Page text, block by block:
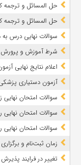
حل المسائل و ترجمه
حل المسائل و ترجمه
سوالات نهایی درس
شرط آموزش و پرورش
اعلام نتایج نهایی آزمون دکتری
آزمون دستیاری پزشکی تخصصی 1405 در
سوالات امتحان نهایی زیست شناسی 3
سوالات امتحان نهایی
سوالات امتحان نهایی ریاضی و آمار 3
زمان ثبت‌نام و برگزاری
تغییر در فرایند